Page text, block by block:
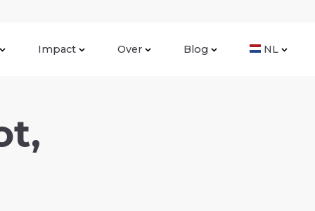
Impact Over Blog NL